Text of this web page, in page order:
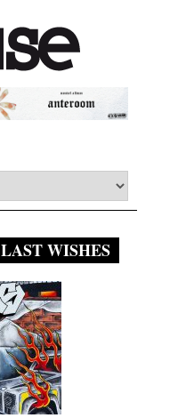
LAST WISHES